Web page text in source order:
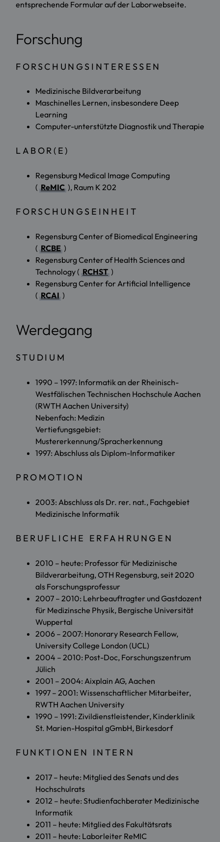
entsprechende Formular auf der Laborwebseite.
Forschung
FORSCHUNGSINTERESSEN
Medizinische Bildverarbeitung
Maschinelles Lernen, insbesondere Deep
Learning
Computer-unterstützte Diagnostik und Therapie
LABOR(E)
Regensburg Medical Image Computing
( ReMIC ), Raum K 202
FORSCHUNGSEINHEIT
Regensburg Center of Biomedical Engineering
( RCBE )
Regensburg Center of Health Sciences and
Technology ( RCHST )
Regensburg Center for Artificial Intelligence
( RCAI )
Werdegang
STUDIUM
1990 – 1997: Informatik an der Rheinisch-
Westfälischen Technischen Hochschule Aachen
(RWTH Aachen University)
Nebenfach: Medizin
Vertiefungsgebiet:
Mustererkennung/Spracherkennung
1997: Abschluss als Diplom-Informatiker
PROMOTION
2003: Abschluss als Dr. rer. nat., Fachgebiet
Medizinische Informatik
BERUFLICHE ERFAHRUNGEN
2010 – heute: Professor für Medizinische
Bildverarbeitung, OTH Regensburg, seit 2020
als Forschungsprofessur
2007 – 2010: Lehrbeauftragter und Gastdozent
für Medizinsche Physik, Bergische Universität
Wuppertal
2006 – 2007: Honorary Research Fellow,
University College London (UCL)
2004 – 2010: Post-Doc, Forschungszentrum
Jülich
2001 – 2004: Aixplain AG, Aachen
1997 – 2001: Wissenschaftlicher Mitarbeiter,
RWTH Aachen University
1990 – 1991: Zivildienstleistender, Kinderklinik
St. Marien-Hospital gGmbH, Birkesdorf
FUNKTIONEN INTERN
2017 – heute: Mitglied des Senats und des
Hochschulrats
2012 – heute: Studienfachberater Medizinische
Informatik
2011 – heute: Mitglied des Fakultätsrats
2011 – heute: Laborleiter ReMIC